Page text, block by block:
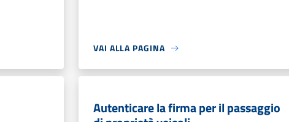
VAI ALLA PAGINA
Autenticare la firma per il passaggio